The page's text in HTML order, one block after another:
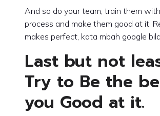
And so do your team, train them
process and make them good at it.
makes perfect, kata mbah google
Last but not
Try to Be the
you Good at it.